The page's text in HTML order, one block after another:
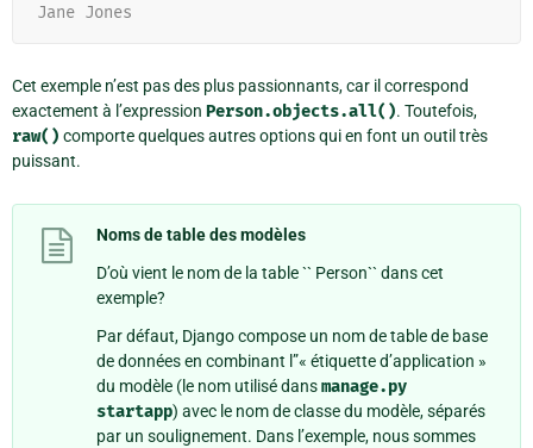
Jane Jones
Cet exemple n’est pas des plus passionnants, car il correspond
exactement à l’expression Person.objects.all(). Toutefois,
raw() comporte quelques autres options qui en font un outil très
puissant.
Noms de table des modèles
D’où vient le nom de la table `` Person`` dans cet
exemple?
Par défaut, Django compose un nom de table de base
de données en combinant l”« étiquette d’application »
du modèle (le nom utilisé dansmanage.py
startapp) avec le nom de classe du modèle, séparés
par un soulignement. Dans l’exemple, nous sommes